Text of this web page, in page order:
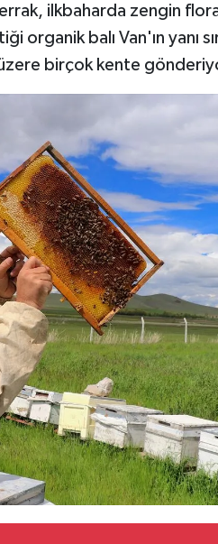
ilkbaharda zengin
organik balı Van'ın yanı
üzere birçok kente